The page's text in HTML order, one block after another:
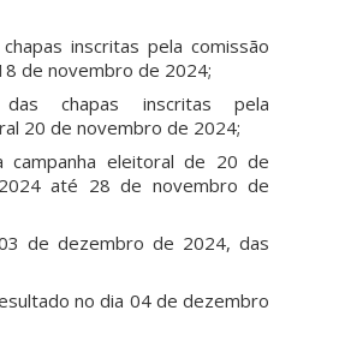
inscritas pela comissão
de novembro de 2024;
das chapas inscritas pela
20 de novembro de 2024;
campanha eleitoral de 20 de
até 28 de novembro de
de dezembro de 2024, das
no dia 04 de dezembro